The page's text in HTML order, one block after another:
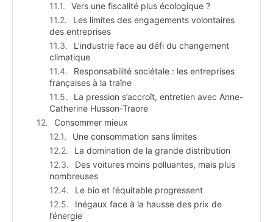
Vers une fiscalité plus écologique ?
Les limites des engagements volontaires
des entreprises
L’industrie face au défi du changement
climatique
Responsabilité sociétale : les entreprises
françaises à la traîne
La pression s’accroît, entretien avec Anne-
Catherine Husson-Traore
Consommer mieux
Une consommation sans limites
La domination de la grande distribution
Des voitures moins polluantes, mais plus
nombreuses
Le bio et l’équitable progressent
Inégaux face à la hausse des prix de
l’énergie